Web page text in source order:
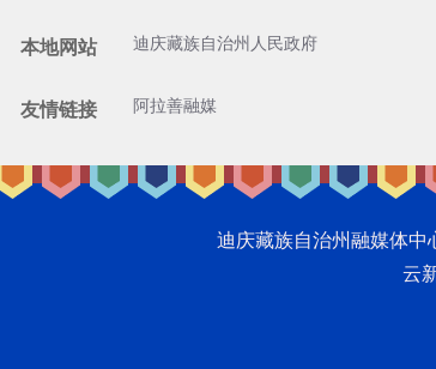
本地网站 迪庆藏族自治州人民政府
友情链接 阿拉善融媒
迪庆藏族自治州融媒体
云